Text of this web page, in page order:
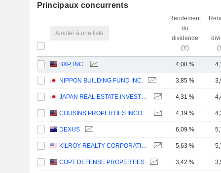
Principaux concurrents
Ajouter à une liste
Rendement
du
dividende
(Y)
BXP, INC. 4,08 %
NIPPON BUILDING FUND INC. 3,85 %
JAPAN REAL ESTATE INVESTMENT CORPORATION 4,31 %
COUSINS PROPERTIES INCORPORATED 4,19 %
DEXUS 6,09 %
KILROY REALTY CORPORATION 5,63 %
COPT DEFENSE PROPERTIES 3,42 %